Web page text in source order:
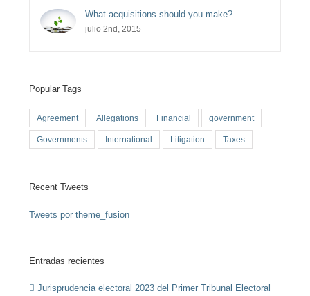
What acquisitions should you make?
julio 2nd, 2015
Popular Tags
Agreement Allegations Financial government
Governments International Litigation Taxes
Recent Tweets
Tweets por theme_fusion
Entradas recientes
Jurisprudencia electoral 2023 del Primer Tribunal Electoral